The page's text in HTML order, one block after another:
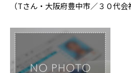
（Tさん・大阪府豊中市／３０代会